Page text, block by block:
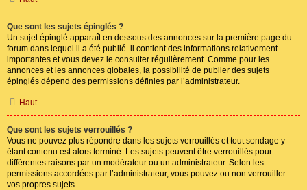
Que sont les sujets épinglés ?
Un sujet épinglé apparaît en dessous des annonces sur la première page du
forum dans lequel il a été publié. il contient des informations relativement
importantes et vous devez le consulter régulièrement. Comme pour les
annonces et les annonces globales, la possibilité de publier des sujets
épinglés dépend des permissions définies par l’administrateur.
Haut
Que sont les sujets verrouillés ?
Vous ne pouvez plus répondre dans les sujets verrouillés et tout sondage y
étant contenu est alors terminé. Les sujets peuvent être verrouillés pour
différentes raisons par un modérateur ou un administrateur. Selon les
permissions accordées par l’administrateur, vous pouvez ou non verrouiller
vos propres sujets.